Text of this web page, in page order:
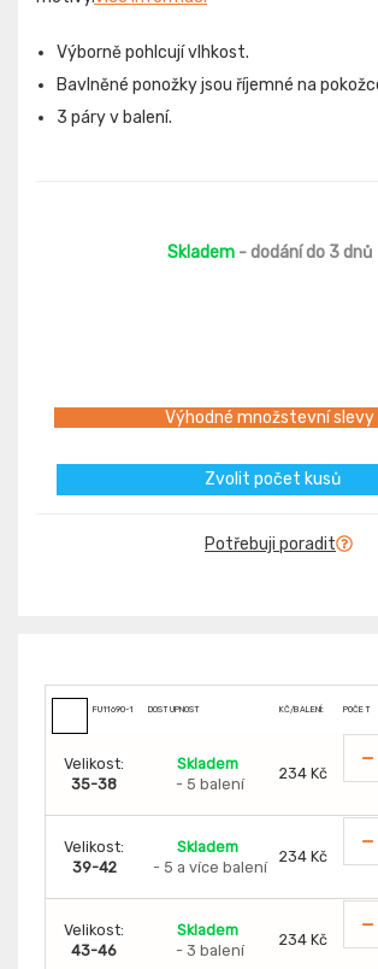
Výborně pohlcují vlhkost.
Bavlněné ponožky jsou říjemné na
3 páry v balení.
Skladem - dodání do 3 dnů
Výhodné množstevní slevy
Zvolit počet kusů
Potřebuji poradit
FU11690-1 DOSTUPNOST KČ/BALENÍ: POČET
Velikost:
35-38
Skladem
- 5 balení
234 Kč -
Velikost:
39-42
Skladem
- 5 a více balení
234 Kč -
Velikost:
43-46
Skladem
- 3 balení
234 Kč -